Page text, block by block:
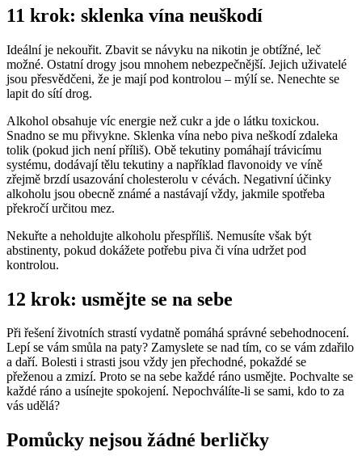
11 krok: sklenka vína neuškodí
Ideální je nekouřit. Zbavit se návyku na nikotin je obtížné, leč
možné. Ostatní drogy jsou mnohem nebezpečnější. Jejich uživatelé
jsou přesvědčeni, že je mají pod kontrolou – mýlí se. Nenechte se
lapit do sítí drog.
Alkohol obsahuje víc energie než cukr a jde o látku toxickou.
Snadno se mu přivykne. Sklenka vína nebo piva neškodí zdaleka
tolik (pokud jich není příliš). Obě tekutiny pomáhají trávicímu
systému, dodávají tělu tekutiny a například flavonoidy ve víně
zřejmě brzdí usazování cholesterolu v cévách. Negativní účinky
alkoholu jsou obecně známé a nastávají vždy, jakmile spotřeba
překročí určitou mez.
Nekuřte a neholdujte alkoholu přespříliš. Nemusíte však být
abstinenty, pokud dokážete potřebu piva či vína udržet pod
kontrolou.
12 krok: usmějte se na sebe
Při řešení životních strastí vydatně pomáhá správné sebehodnocení.
Lepí se vám smůla na paty? Zamyslete se nad tím, co se vám zdařilo
a daří. Bolesti i strasti jsou vždy jen přechodné, pokaždé se
přeženou a zmizí. Proto se na sebe každé ráno usmějte. Pochvalte se
každé ráno a usínejte spokojení. Nepochválíte-li se sami, kdo to za
vás udělá?
Pomůcky nejsou žádné berličky